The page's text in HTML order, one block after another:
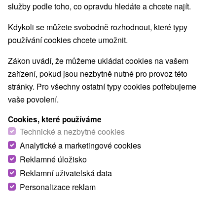
Navigovat do místa
O ZAŘÍZENÍ VYBAVENÍ
služby podle toho, co opravdu hledáte a chcete najít.
Kdykoli se můžete svobodně rozhodnout, které typy
používání cookies chcete umožnit.
Zákon uvádí, že můžeme ukládat cookies na vašem
zařízení, pokud jsou nezbytně nutné pro provoz této
stránky. Pro všechny ostatní typy cookies potřebujeme
vaše povolení.
Cookies, které používáme
Technické a nezbytné cookies
Analytické a marketingové cookies
Reklamné úložisko
Reklamní uživatelská data
Personalizace reklam